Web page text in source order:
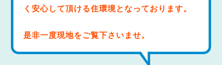
く安心して頂ける住環境となっております。
是非一度現地をご覧下さいませ。